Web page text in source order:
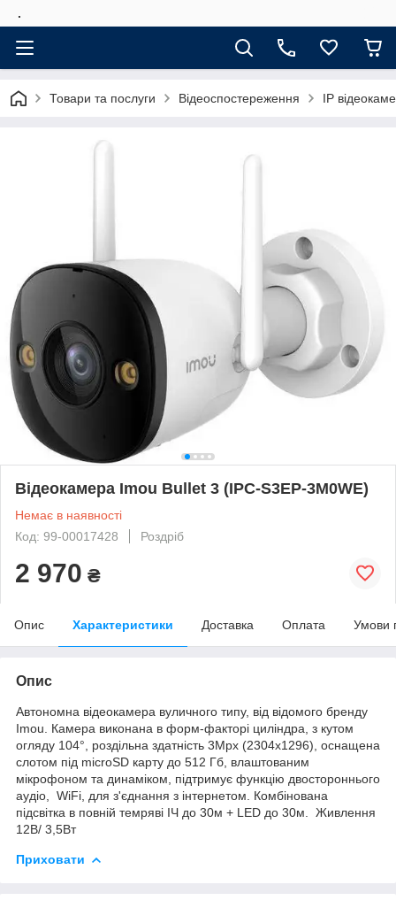
.
Товари та послуги Відеоспостереження IP
Відеокамера Imou Bullet 3 (IPC-S3EP-3M0WE)
Немає в наявності
Код: 99-00017428
Роздріб
2 970 ₴
Опис Характеристики Доставка Оплата Умови
Опис
Автономна відеокамера вуличного типу, від відомого бренду
Imou. Камера виконана в форм-факторі циліндра, з кутом
огляду 104°, роздільна здатність 3Mpx (2304x1296), оснащена
слотом під microSD карту до 512 Гб, влаштованим
мікрофоном та динаміком, підтримує функцію двостороннього
аудіо, WiFi, для з'єднання з інтернетом. Комбінована
підсвітка в повній темряві ІЧ до 30м + LED до 30м. Живлення
12В/ 3,5Вт
Приховати